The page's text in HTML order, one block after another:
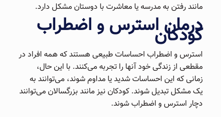
مانند رفتن به مدرسه یا معاشرت با دوستان مشکل دارد.
درمان استرس و اضطراب
کودکان
استرس و اضطراب احساسات طبیعی هستند که همه افراد در
مقطعی از زندگی خود آنها را تجربه می‌کنند. با این حال،
زمانی که این احساسات شدید یا مداوم شوند، می‌توانند به
یک مشکل تبدیل شوند. کودکان نیز مانند بزرگسالان می‌توانند
دچار استرس و اضطراب شوند.